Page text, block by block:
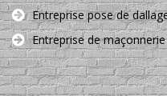
Entreprise pose de
Entreprise de